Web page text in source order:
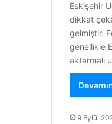
Eskişehir
dikkat
gelmiştir.
genellikle
aktarmalı
9 Eylül